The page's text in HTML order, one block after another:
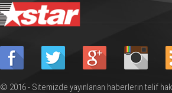
© 2016 - Sitemizde yayınlanan haberlerin telif